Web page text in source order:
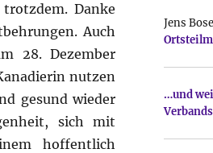
Danke
Auch
28. Dezember
nutzen
gesund wieder
sich mit
hoffentlich
Jens Bose
…und